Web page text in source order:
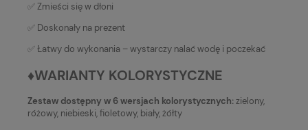
✅ Zmieści się w dłoni
✅ Doskonały na prezent
✅ Łatwy do wykonania – wystarczy nalać wodę i poczekać
♦️WARIANTY KOLORYSTYCZNE
Zestaw dostępny w 6 wersjach kolorystycznych:zielony,
różowy, niebieski, fioletowy, biały, żółty